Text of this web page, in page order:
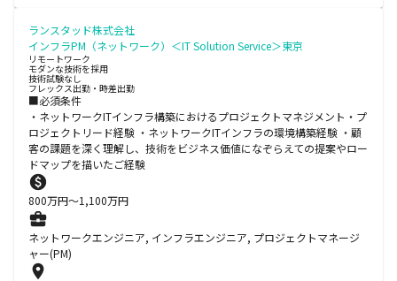
ランスタッド株式会社
インフラPM（ネットワーク）＜IT Solution Service＞東京
リモートワーク
モダンな技術を採用
技術試験なし
フレックス出勤・時差出勤
■必須条件
・ネットワークITインフラ構築におけるプロジェクトマネジメント・プ
ロジェクトリード経験 ・ネットワークITインフラの環境構築経験 ・顧
客の課題を深く理解し、技術をビジネス価値になぞらえての提案やロー
ドマップを描いたご経験
800万円〜1,100万円
ネットワークエンジニア, インフラエンジニア, プロジェクトマネージ
ャー(PM)